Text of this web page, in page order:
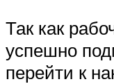
Так как
успешно
перейти к